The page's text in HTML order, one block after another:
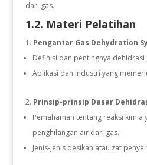
dari gas.
1.2. Materi Pelatihan
Pengantar Gas Dehydration
Definisi dan pentingnya dehidrasi
Aplikasi dan industri yang
Prinsip-prinsip Dasar
Pemahaman tentang reaksi kimia
penghilangan air dari gas.
Jenis-jenis desikan atau zat